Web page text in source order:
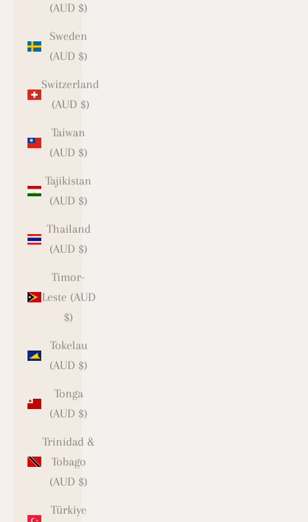
(AUD $)
Sweden
(AUD $)
Switzerland
(AUD $)
Taiwan
(AUD $)
Tajikistan
(AUD $)
Thailand
(AUD $)
Timor-
Leste (AUD
$)
Tokelau
(AUD $)
Tonga
(AUD $)
Trinidad &
Tobago
(AUD $)
Türkiye